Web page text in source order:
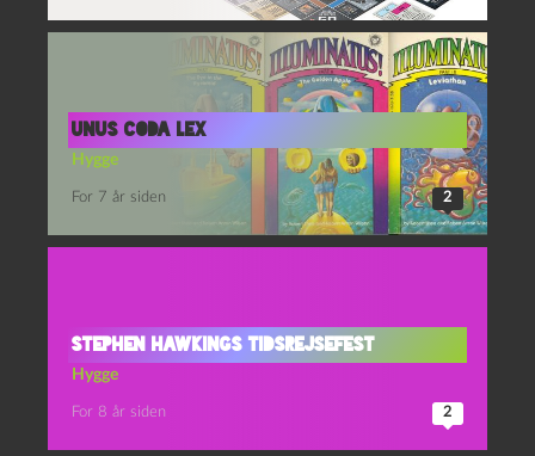
Unus Coda Lex
Hygge
For 7 år siden 2
Stephen Hawkings tidsrejsefest
Hygge
For 8 år siden 2